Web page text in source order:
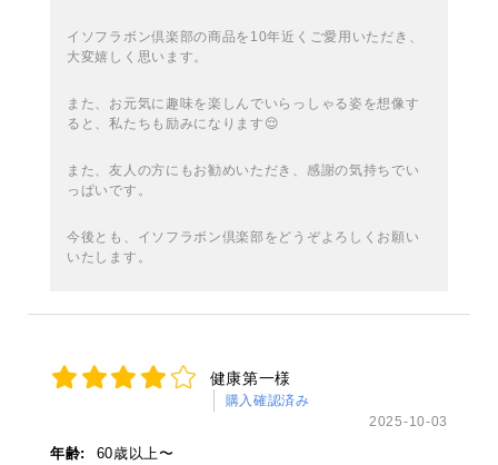
イソフラボン倶楽部の商品を10年近くご愛用いただき、
大変嬉しく思います。
また、お元気に趣味を楽しんでいらっしゃる姿を想像す
ると、私たちも励みになります😌
また、友人の方にもお勧めいただき、感謝の気持ちでい
っぱいです。
今後とも、イソフラボン倶楽部をどうぞよろしくお願い
いたします。
健康第一様
購入確認済み
2025-10-03
年齢:
60歳以上〜